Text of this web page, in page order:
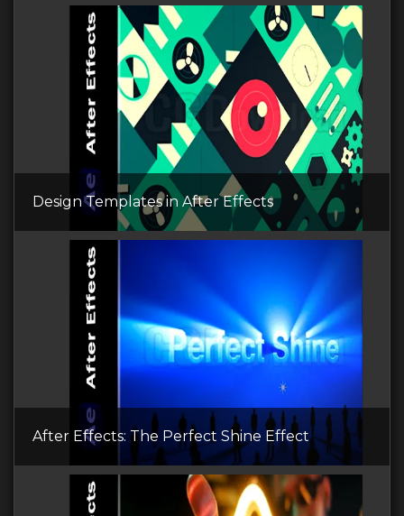
Design Templates in After Effects
After Effects: The Perfect Shine Effect